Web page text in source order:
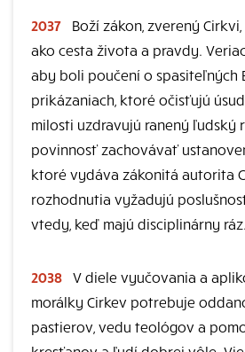
2037
Boží zákon, zverený
ako cesta života a pravdy.
aby boli poučení o spasiteľných
prikázaniach, ktoré očisťujú
milosti uzdravujú ranený ľudský
povinnosť zachovávať
ktoré vydáva zákonitá autorita
rozhodnutia vyžadujú
vtedy, keď majú disciplinárny
2038 V diele vyučovania a
morálky Cirkev potrebuje
pastierov, vedu teológov a